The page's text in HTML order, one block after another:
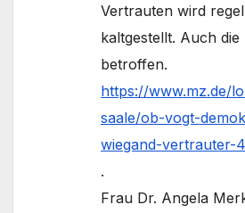
Vertrauten wird
kaltgestellt. Auch
betroffen.
https://www.mz.de/
saale/ob-vogt-
wiegand-vertrauter-
.
Frau Dr. Angela